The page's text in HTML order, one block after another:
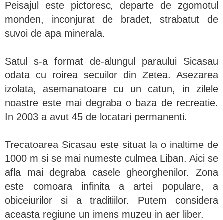
Peisajul este pictoresc, departe de zgomotul
monden, inconjurat de bradet, strabatut de
suvoi de apa minerala.
Satul s-a format de-alungul paraului Sicasau
odata cu roirea secuilor din Zetea. Asezarea
izolata, asemanatoare cu un catun, in zilele
noastre este mai degraba o baza de recreatie.
In 2003 a avut 45 de locatari permanenti.
Trecatoarea Sicasau este situat la o inaltime de
1000 m si se mai numeste culmea Liban. Aici se
afla mai degraba casele gheorghenilor. Zona
este comoara infinita a artei populare, a
obiceiurilor si a traditiilor. Putem considera
aceasta regiune un imens muzeu in aer liber.